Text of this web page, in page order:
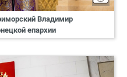
Владимир
епархии